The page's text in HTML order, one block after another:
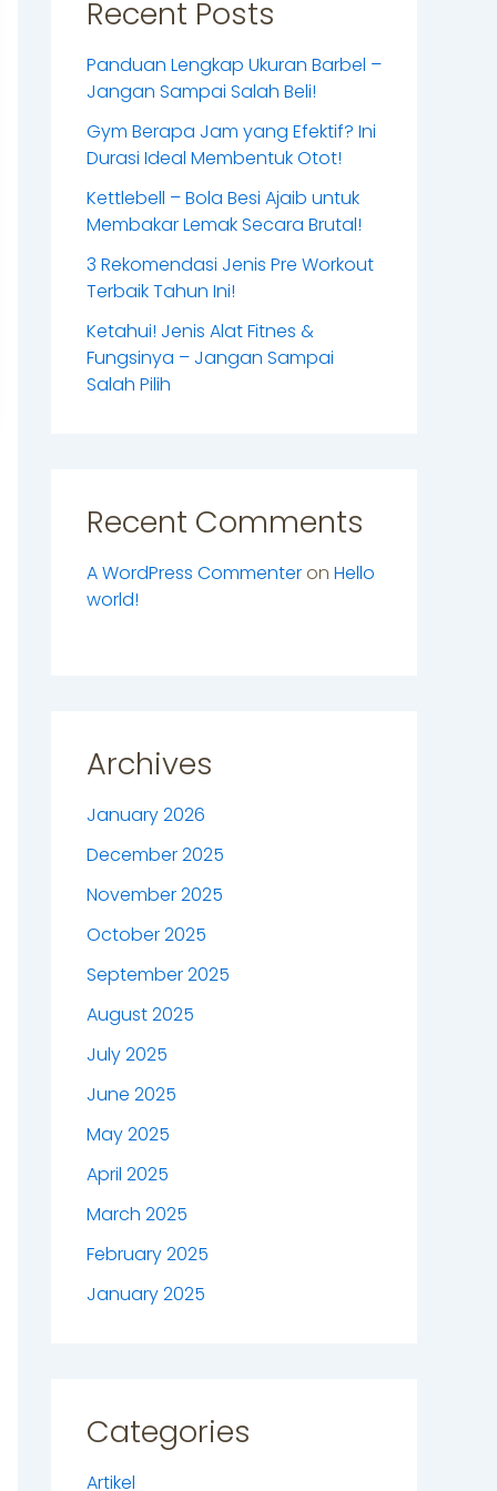
Recent Posts
Panduan Lengkap Ukuran Barbel –
Jangan Sampai Salah Beli!
Gym Berapa Jam yang Efektif? Ini
Durasi Ideal Membentuk Otot!
Kettlebell – Bola Besi Ajaib untuk
Membakar Lemak Secara Brutal!
3 Rekomendasi Jenis Pre Workout
Terbaik Tahun Ini!
Ketahui! Jenis Alat Fitnes &
Fungsinya – Jangan Sampai
Salah Pilih
Recent Comments
A WordPress Commenteron Hello
world!
Archives
January 2026
December 2025
November 2025
October 2025
September 2025
August 2025
July 2025
June 2025
May 2025
April 2025
March 2025
February 2025
January 2025
Categories
Artikel